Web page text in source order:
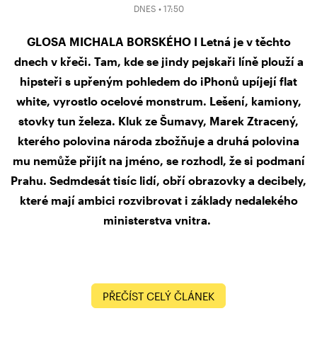
DNES • 17:50
GLOSA MICHALA BORSKÉHO I Letná je v těchto
dnech v křeči. Tam, kde se jindy pejskaři líně plouží a
hipsteři s upřeným pohledem do iPhonů upíjejí flat
white, vyrostlo ocelové monstrum. Lešení, kamiony,
stovky tun železa. Kluk ze Šumavy, Marek Ztracený,
kterého polovina národa zbožňuje a druhá polovina
mu nemůže přijít na jméno, se rozhodl, že si podmaní
Prahu. Sedmdesát tisíc lidí, obří obrazovky a decibely,
které mají ambici rozvibrovat i základy nedalekého
ministerstva vnitra.
PŘEČÍST CELÝ ČLÁNEK